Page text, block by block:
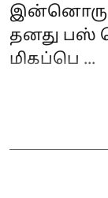
தனது பஸ்
மிகப்பெ ...